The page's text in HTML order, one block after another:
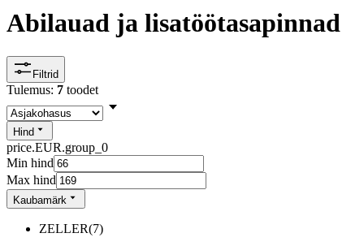
Abilauad ja lisatöötasapinnad
Filtrid
Tulemus: 7 toodet
Hind
price.EUR.group_0
Min hind
Max hind
Kaubamärk
ZELLER(7)